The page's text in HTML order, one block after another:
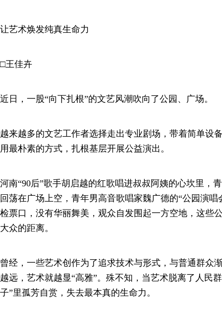
让艺术焕发纯真生命力
□王佳卉
近日，一股“向下扎根”的文艺风潮吹向了公园、广场。
越来越多的文艺工作者选择走出专业剧场，带着简单设
用最朴素的方式，扎根基层开展公益演出。
河南“90后”歌手胡启越的红歌唱进叔叔阿姨的心坎里，
回荡在广场上空，青年男高音歌唱家魏广德的“公园演
检票口，没有华丽舞美，观众自发围起一方空地，这些
大众的距离。
曾经，一些艺术创作为了追求技术与形式，与普通群众
越远，艺术就越显“高雅”。殊不知，当艺术脱离了人民
子”里孤芳自赏，失去最本真的生命力。